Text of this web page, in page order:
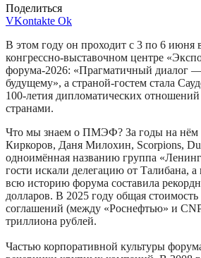
Поделиться
VKontakte Ok
В этом году он проходит с 3 по 6 июня
конгрессно‑выставочном центре
форума‑2026: «Прагматичный диалог
будущему», а страной‑гостем стала
100-летия дипломатических
странами.
Что мы знаем о ПМЭФ? За годы на нём
Киркоров, Даня Милохин, Scorpions,
одноимённая названию группа
гости искали делегацию от Талибана, а
всю историю форума составила
долларов. В 2025 году общая
соглашений (между «Роснефтью» и
триллиона рублей.
Частью корпоративной культуры